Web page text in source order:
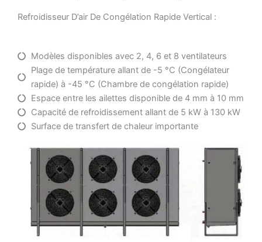
Refroidisseur D’air De Congélation Rapide Vertical :
Modèles disponibles avec 2, 4, 6 et 8 ventilateurs
Plage de température allant de -5 °C (Congélateur
rapide) à -45 °C (Chambre de congélation rapide)
Espace entre les ailettes disponible de 4 mm à 10 mm
Capacité de refroidissement allant de 5 kW à 130 kW
Surface de transfert de chaleur importante